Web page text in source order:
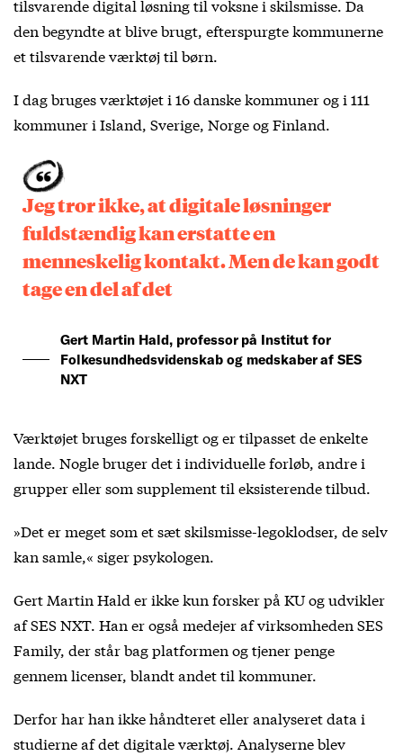
tilsvarende digital løsning til voksne i skilsmisse. Da
den begyndte at blive brugt, efterspurgte kommunerne
et tilsvarende værktøj til børn.
I dag bruges værktøjet i 16 danske kommuner og i 111
kommuner i Island, Sverige, Norge og Finland.
Jeg tror ikke, at digitale løsninger
fuldstændig kan erstatte en
menneskelig kontakt. Men de kan godt
tage en del af det
Gert Martin Hald, professor på Institut for
Folkesundhedsvidenskab og medskaber af SES
NXT
Værktøjet bruges forskelligt og er tilpasset de enkelte
lande. Nogle bruger det i individuelle forløb, andre i
grupper eller som supplement til eksisterende tilbud.
»Det er meget som et sæt skilsmisse-legoklodser, de selv
kan samle,« siger psykologen.
Gert Martin Hald er ikke kun forsker på KU og udvikler
af SES NXT. Han er også medejer af virksomheden SES
Family, der står bag platformen og tjener penge
gennem licenser, blandt andet til kommuner.
Derfor har han ikke håndteret eller analyseret data i
studierne af det digitale værktøj. Analyserne blev